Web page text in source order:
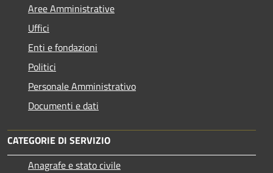
Aree Amministrative
Uffici
Enti e fondazioni
Politici
Personale Amministrativo
Documenti e dati
CATEGORIE DI SERVIZIO
Anagrafe e stato civile